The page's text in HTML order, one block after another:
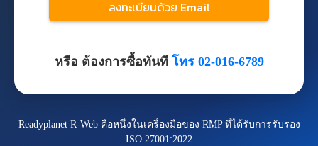
หรือ ต้องการซื้อทันที โทร 02-016-6789
Readyplanet R-Web คือหนึ่งในเครื่องมือของ RMP ที่ได้รับการรับรอง
ISO 27001:2022